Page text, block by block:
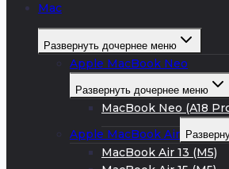
Mac
Развернуть дочернее меню
Apple MacBook Neo
Развернуть дочернее меню
MacBook Neo (A18
Apple MacBook Air
MacBook Air 13 (M5)